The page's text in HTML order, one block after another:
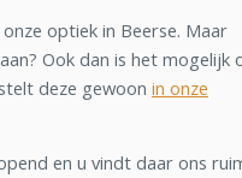
optiek in Beerse. Maar
Ook dan is het mogelijk
deze gewoon in onze
en u vindt daar ons